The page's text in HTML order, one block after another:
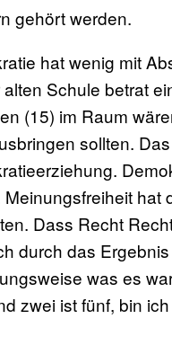
gehört werden.
hat wenig mit
alten Schule betrat
(15) im Raum
sollten.
Meinungsfreiheit hat
Dass Recht
durch das
was es
zwei ist fünf, bin